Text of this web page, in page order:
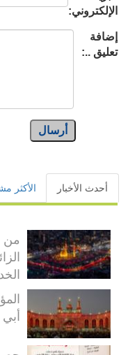
الإلكتروني:
إضافة
تعليق ..:
أرسال
أحدث الأخبار الأكثر
من